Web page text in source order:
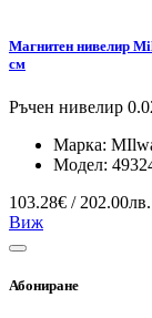
Магнитен нивелир
см
Ръчен нивелир
Марка:
Модел:
103.28€ / 202.00лв.
Виж
Абониране